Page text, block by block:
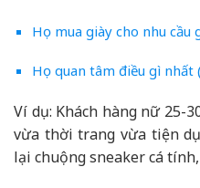
Họ mua giày cho nhu
Họ quan tâm điều gì nhất
Ví dụ: Khách hàng nữ 25-
vừa thời trang vừa tiện
lại chuộng sneaker cá